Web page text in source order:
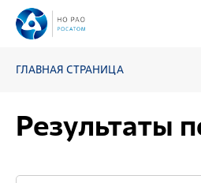
ГЛАВНАЯ СТРАНИЦА
Результаты